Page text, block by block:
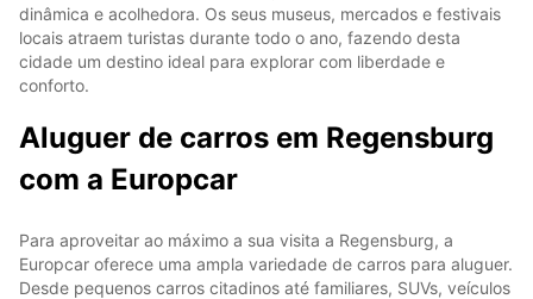
dinâmica e acolhedora. Os seus museus, mercados e festivais
locais atraem turistas durante todo o ano, fazendo desta
cidade um destino ideal para explorar com liberdade e
conforto.
Aluguer de carros em Regensburg
com a Europcar
Para aproveitar ao máximo a sua visita a Regensburg, a
Europcar oferece uma ampla variedade de carros para aluguer.
Desde pequenos carros citadinos até familiares, SUVs, veículos